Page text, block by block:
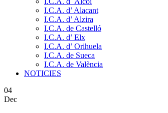
I.C.A. d’ Alacant
I.C.A. d’ Alzira
I.C.A. de Castelló
I.C.A. d’ Elx
I.C.A. d’ Orihuela
I.C.A. de Sueca
I.C.A. de València
NOTICIES
04
Dec